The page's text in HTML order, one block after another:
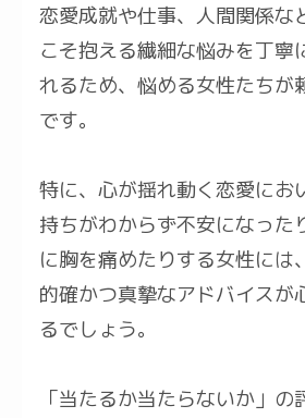
恋愛成就や仕事、人間関係な
こそ抱える繊細な悩みを丁寧
れるため、悩める女性たちが
です。
特に、心が揺れ動く恋愛にお
持ちがわからず不安になった
に胸を痛めたりする女性には
的確かつ真摯なアドバイスが
るでしょう。
「当たるか当たらないか」の